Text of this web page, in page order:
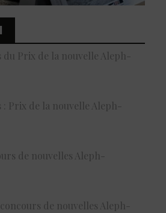
du Prix de la nouvelle Aleph-
: Prix de la nouvelle Aleph-
de nouvelles Aleph-
de nouvelles Aleph-